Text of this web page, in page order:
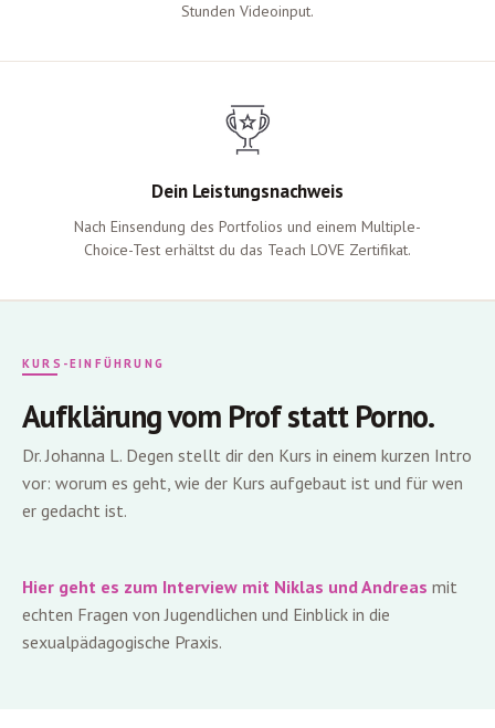
Stunden Videoinput.
Dein Leistungsnachweis
Nach Einsendung des Portfolios und einem Multiple-
Choice-Test erhältst du das Teach LOVE Zertifikat.
KURS-EINFÜHRUNG
Aufklärung vom Prof statt Porno.
Dr. Johanna L. Degen stellt dir den Kurs in einem kurzen Intro
vor: worum es geht, wie der Kurs aufgebaut ist und für wen
er gedacht ist.
Hier geht es zum Interview mit Niklas und Andreas mit
echten Fragen von Jugendlichen und Einblick in die
sexualpädagogische Praxis.